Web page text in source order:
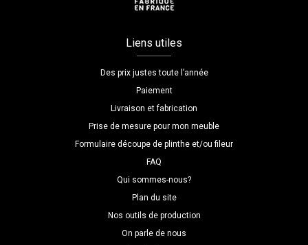
Liens utiles
Des prix justes toute l’année
Paiement
Livraison et fabrication
Prise de mesure pour mon meuble
Formulaire découpe de plinthe et/ou fileur
FAQ
Qui sommes-nous?
Plan du site
Nos outils de production
On parle de nous